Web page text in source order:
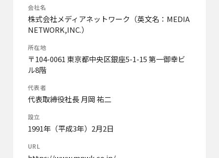
会社名
株式会社メディアネットワーク（英文名：MEDIA
NETWORK,INC.）
所在地
〒104-0061 東京都中央区銀座5-1-15 第一御幸ビ
ル8階
代表者
代表取締役社長 月岡 祐二
設立
1991年（平成3年）2月2日
URL